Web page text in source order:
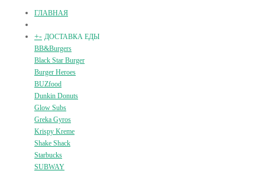
ГЛАВНАЯ
+- ДОСТАВКА ЕДЫ
BB&Burgers
Black Star Burger
Burger Heroes
BUZfood
Dunkin Donuts
Glow Subs
Greka Gyros
Krispy Kreme
Shake Shack
Starbucks
SUBWAY